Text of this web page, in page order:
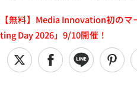
【無料】Media Innovation初の
ting Day 2026」9/10開催！